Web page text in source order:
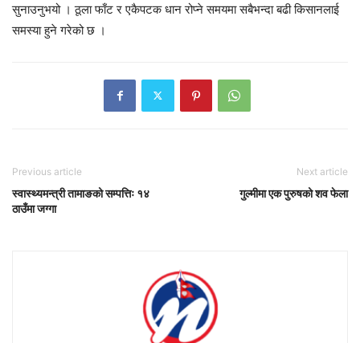
सुनाउनुभयो । ठूला फाँट र एकैपटक धान रोप्ने समयमा सबैभन्दा बढी किसानलाई
समस्या हुने गरेको छ ।
Previous article
स्वास्थ्यमन्त्री तामाङको सम्पत्तिः १४
ठाउँमा जग्गा
Next article
गुल्मीमा एक पुरुषको शव फेला